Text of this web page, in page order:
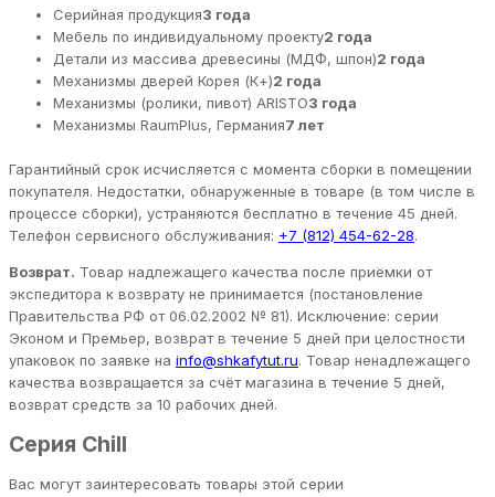
Серийная продукция3 года
Мебель по индивидуальному проекту2 года
Детали из массива древесины (МДФ, шпон)2 года
Механизмы дверей Корея (К+)2 года
Механизмы (ролики, пивот) ARISTO3 года
Механизмы RaumPlus, Германия7 лет
Гарантийный срок исчисляется с момента сборки в помещении
покупателя. Недостатки, обнаруженные в товаре (в том числе в
процессе сборки), устраняются бесплатно в течение 45 дней.
Телефон сервисного обслуживания: +7 (812) 454-62-28.
Возврат. Товар надлежащего качества после приёмки от
экспедитора к возврату не принимается (постановление
Правительства РФ от 06.02.2002 № 81). Исключение: серии
Эконом и Премьер, возврат в течение 5 дней при целостности
упаковок по заявке на info@shkafytut.ru. Товар ненадлежащего
качества возвращается за счёт магазина в течение 5 дней,
возврат средств за 10 рабочих дней.
Серия Chill
Вас могут заинтересовать товары этой серии